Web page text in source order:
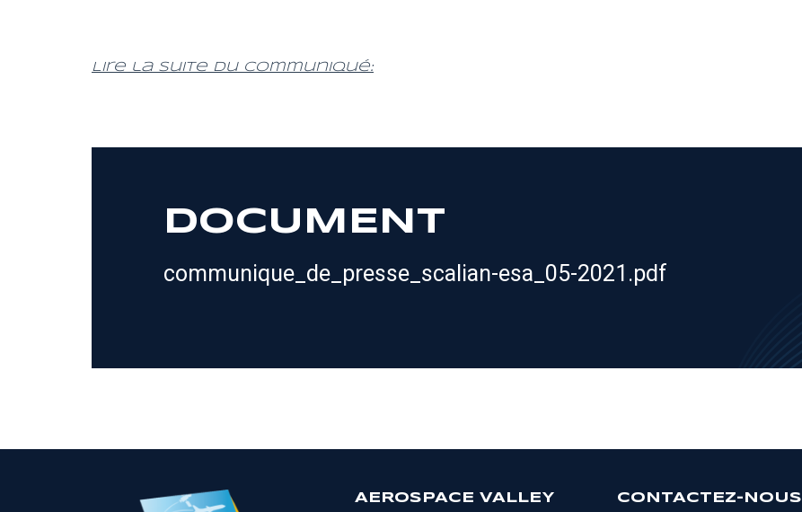
Lire la suite du communiqué:
DOCUMENT
communique_de_presse_scalian-esa_05-2021.pdf
AEROSPACE VALLEY CONTACTEZ-NOUS